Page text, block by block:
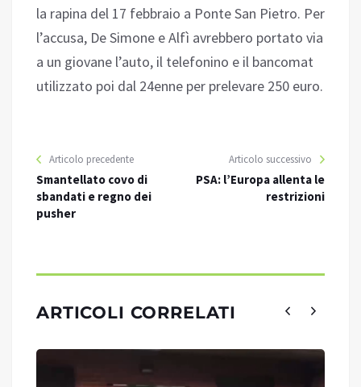
la rapina del 17 febbraio a Ponte San Pietro. Per
l’accusa, De Simone e Alfì avrebbero portato via
a un giovane l’auto, il telefonino e il bancomat
utilizzato poi dal 24enne per prelevare 250 euro.
Articolo precedente
Smantellato covo di
sbandati e regno dei
pusher
Articolo successivo
PSA: l’Europa allenta le
restrizioni
ARTICOLI CORRELATI